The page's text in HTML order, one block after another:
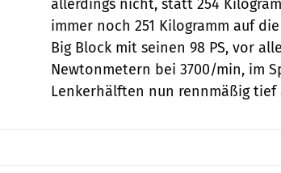
allerdings nicht, statt 254
immer noch 251 Kilogramm auf
Big Block mit seinen 98 PS, vor
Newtonmetern bei 3700/min, im
Lenkerhälften nun rennmäßig